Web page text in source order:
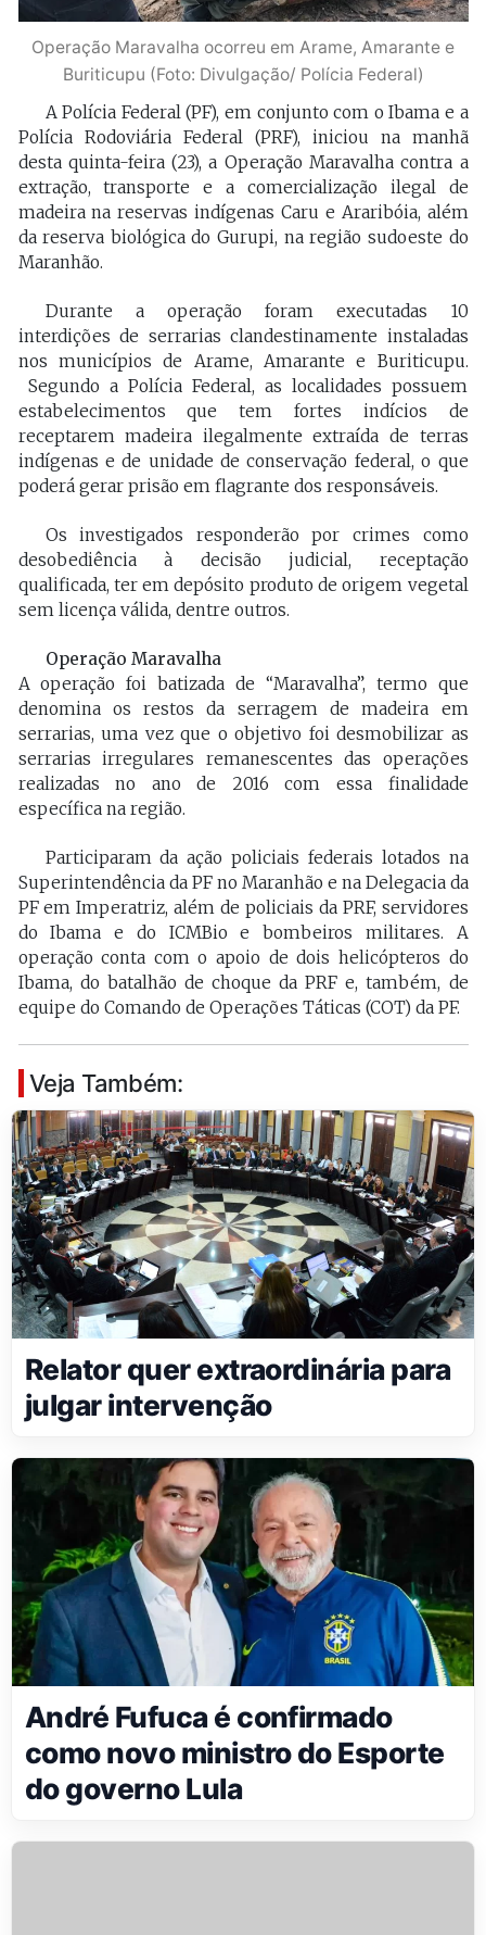
Operação Maravalha ocorreu em Arame, Amarante e
Buriticupu (Foto: Divulgação/ Polícia Federal)
A Polícia Federal (PF), em conjunto com o Ibama e a
Polícia Rodoviária Federal (PRF), iniciou na manhã
desta quinta-feira (23), a Operação Maravalha contra a
extração, transporte e a comercialização ilegal de
madeira na reservas indígenas Caru e Araribóia, além
da reserva biológica do Gurupi, na região sudoeste do
Maranhão.
Durante a operação foram executadas 10
interdições de serrarias clandestinamente instaladas
nos municípios de Arame, Amarante e Buriticupu.
Segundo a Polícia Federal, as localidades possuem
estabelecimentos que tem fortes indícios de
receptarem madeira ilegalmente extraída de terras
indígenas e de unidade de conservação federal, o que
poderá gerar prisão em flagrante dos responsáveis.
Os investigados responderão por crimes como
desobediência à decisão judicial, receptação
qualificada, ter em depósito produto de origem vegetal
sem licença válida, dentre outros.
Operação Maravalha
A operação foi batizada de “Maravalha”, termo que
denomina os restos da serragem de madeira em
serrarias, uma vez que o objetivo foi desmobilizar as
serrarias irregulares remanescentes das operações
realizadas no ano de 2016 com essa finalidade
específica na região.
Participaram da ação policiais federais lotados na
Superintendência da PF no Maranhão e na Delegacia da
PF em Imperatriz, além de policiais da PRF, servidores
do Ibama e do ICMBio e bombeiros militares. A
operação conta com o apoio de dois helicópteros do
Ibama, do batalhão de choque da PRF e, também, de
equipe do Comando de Operações Táticas (COT) da PF.
Veja Também:
Relator quer extraordinária para
julgar intervenção
André Fufuca é confirmado
como novo ministro do Esporte
do governo Lula